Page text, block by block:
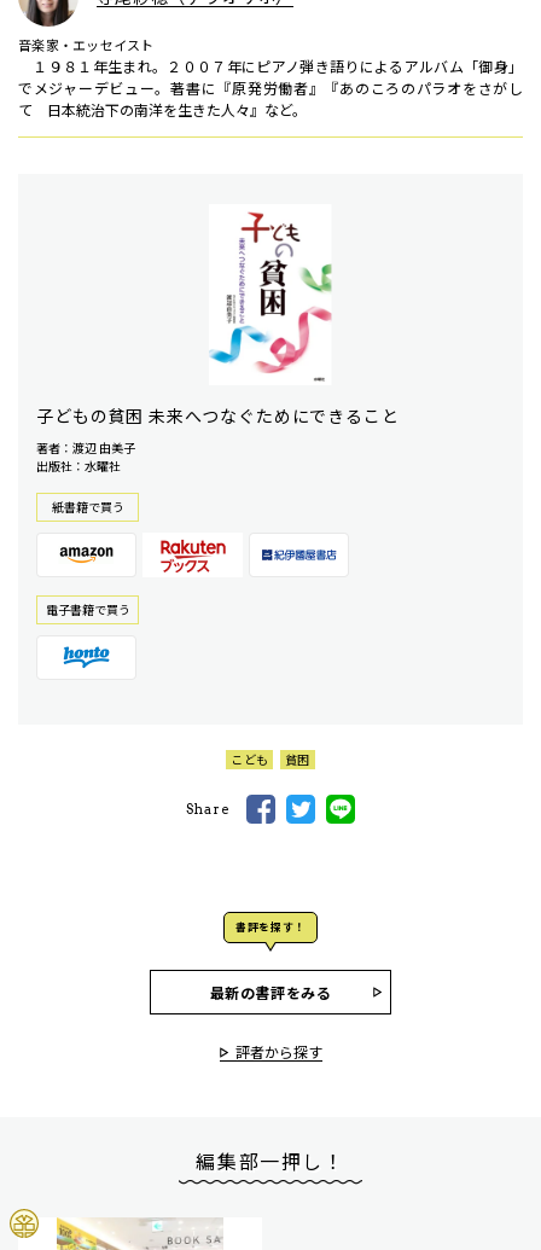
音楽家・エッセイスト
１９８１年生まれ。２００７年にピアノ弾き語りによるアルバム「御身」
でメジャーデビュー。著書に『原発労働者』『あのころのパラオをさがし
て 日本統治下の南洋を生きた人々』など。
子どもの貧困 未来へつなぐためにできること
著者：渡辺 由美子
出版社：水曜社
紙書籍で買う
電⼦書籍で買う
こども 貧困
Share
書評を探す！
最新の書評をみる
評者から探す
編集部一押し！